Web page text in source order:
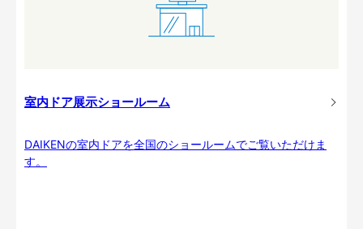
室内ドア展示ショールーム
DAIKENの室内ドアを全国のショールームでご覧いただけま
す。